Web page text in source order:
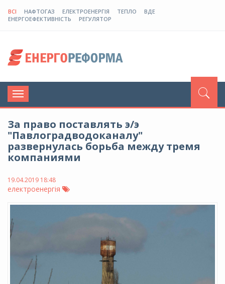
ВСІ НАФТОГАЗ ЕЛЕКТРОЕНЕРГІЯ ТЕПЛО
ВДЕ
ЕНЕРГОЕФЕКТИВНІСТЬ
РЕГУЛЯТОР
Toggle
navigation
За право поставлять э/э
"Павлоградводоканалу"
развернулась борьба между тремя
компаниями
19.04.2019 18:48
електроенергія